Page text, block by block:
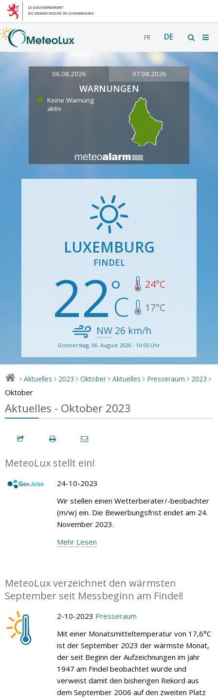
FR DE
06.08.2026 07.08.2026
WARNUNGEN
Keine Warnung
aktiv
LUXEMBURG
FINDEL
22 24°C
17°C
NW26 km/h
Donnerstag, 06. August 2026 - 16:05 Uhr
> Aktuelles > 2023 > Oktober > Aktuelles > Presseraum > 2023 >
Oktober
Aktuelles - Oktober 2023
MeteoLux stellt ein!
24-10-2023
Wir stellen einen Wetterberater/-beobachter
(m/w) ein. Die Bewerbungsfrist endet am 24.
November 2023.
Mehr Lesen
MeteoLux verzeichnet den wärmsten
September seit Messbeginn am Findel!
2-10-2023 Presseraum
Mit einer Monatsmitteltemperatur von 17,6°C
ist der September 2023 der wärmste Monat,
der seit Beginn der Aufzeichnungen im Jahr
1947 am Findel beobachtet wurde und
verweist damit den bisherigen Rekord aus
dem September 2006 auf den zweiten Platz